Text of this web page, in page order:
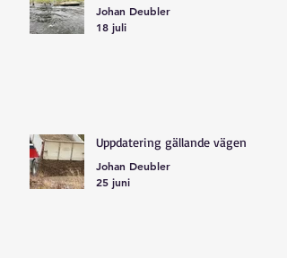
Johan Deubler
18 juli
Uppdatering gällande vägen
Johan Deubler
25 juni